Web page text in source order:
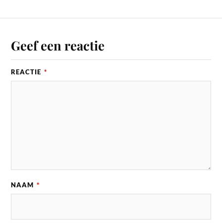
Geef een reactie
REACTIE *
NAAM *